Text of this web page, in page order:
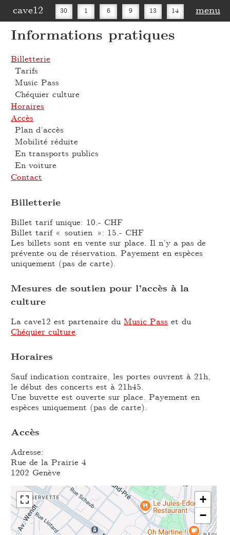
cave12 30 1 6 9 13 14
30
menu
Informations pratiques
Billetterie
Tarifs
Music Pass
Chéquier culture
Horaires
Accès
Plan d’accès
Mobilité réduite
En transports publics
En voiture
Contact
Billetterie
Billet tarif unique: 10.- CHF
Billet tarif « soutien »: 15.- CHF
Les billets sont en vente sur place. Il n’y a pas de
prévente ou de réservation. Payement en espèces
uniquement (pas de carte).
Mesures de soutien pour l’accès à la
culture
La cave12 est partenaire duMusic Pass et du
Chéquier culture.
Horaires
Sauf indication contraire, les portes ouvrent à 21h,
le début des concerts est à 21h45.
Une buvette est ouverte sur place. Payement en
espèces uniquement (pas de carte).
Accès
Adresse:
Rue de la Prairie 4
1202 Genève
+
−